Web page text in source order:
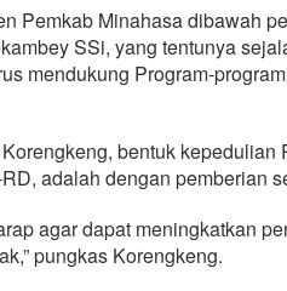
A
d
a
K
e
m
n
t
r
Pemkab Minahasa dibawah
SSi, yang tentunya
mendukung Program-
bentuk kepedulian
adalah dengan pemberian
agar dapat meningkatkan
pungkas Korengkeng.